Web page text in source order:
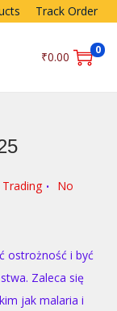
Track Order
₹0.00 0
. No
ostrożność i być
Zaleca się
jak malaria i